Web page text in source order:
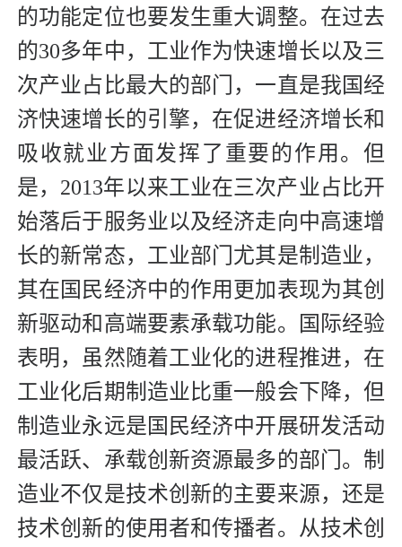
的功能定位也要发生重大调整。在过去
的30多年中，工业作为快速增长以及三
次产业占比最大的部门，一直是我国经
济快速增长的引擎，在促进经济增长和
吸收就业方面发挥了重要的作用。但
是，2013年以来工业在三次产业占比开
始落后于服务业以及经济走向中高速增
长的新常态，工业部门尤其是制造业，
其在国民经济中的作用更加表现为其创
新驱动和高端要素承载功能。国际经验
表明，虽然随着工业化的进程推进，在
工业化后期制造业比重一般会下降，但
制造业永远是国民经济中开展研发活动
最活跃、承载创新资源最多的部门。制
造业不仅是技术创新的主要来源，还是
技术创新的使用者和传播者。从技术创